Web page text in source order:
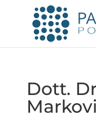
Dott.